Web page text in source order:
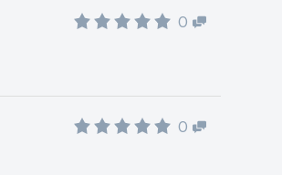
0
0